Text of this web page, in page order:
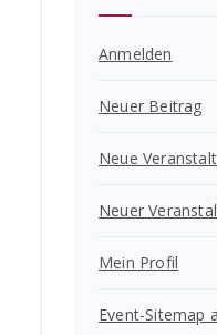
Anmelden
Neuer Beitrag
Neue
Neuer
Mein Profil
Event-Sitemap